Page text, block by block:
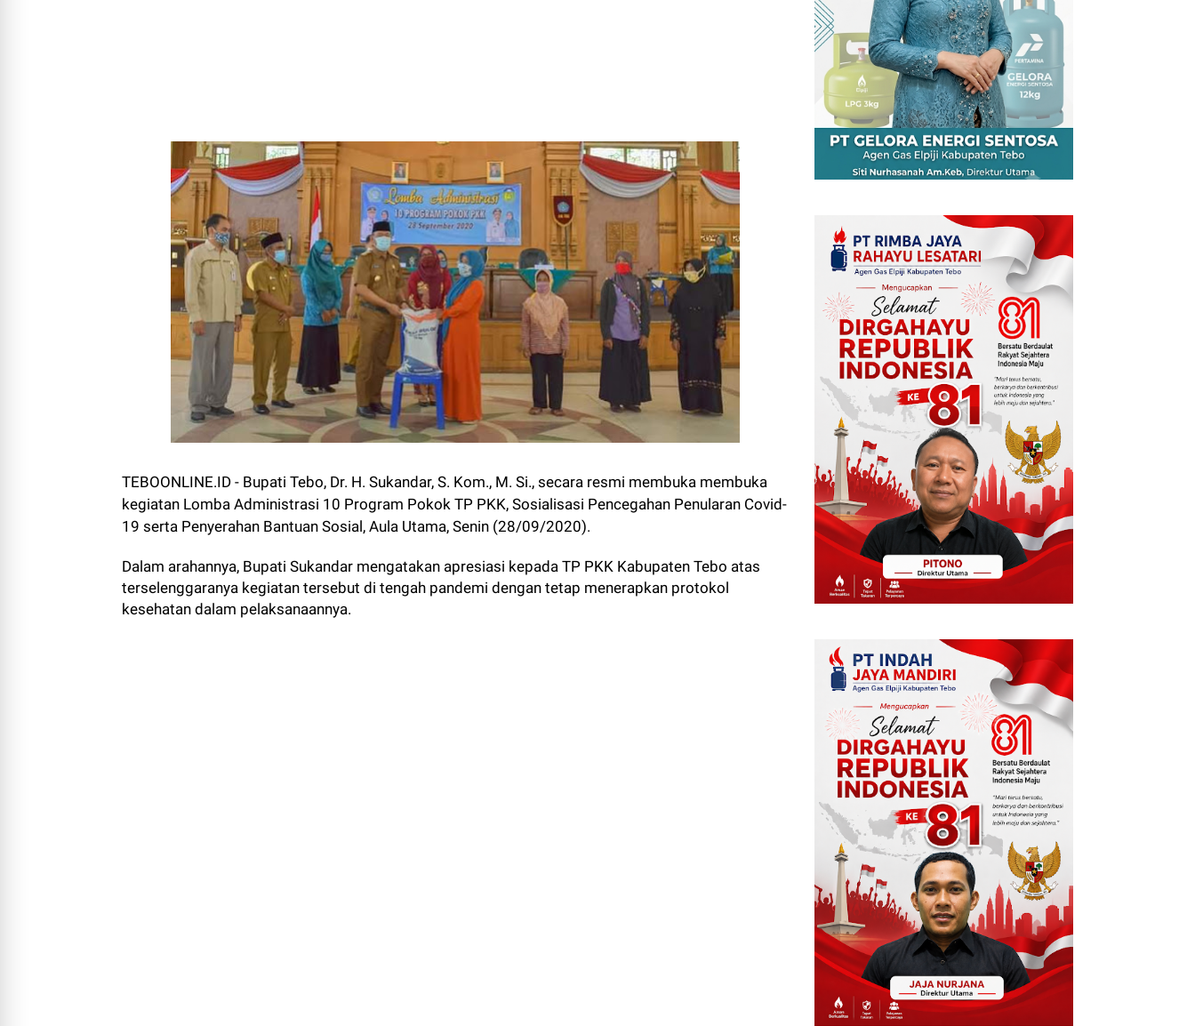
TEBOONLINE.ID - Bupati Tebo, Dr. H. Sukandar, S. Kom., M. Si., secara resmi membuka membuka
kegiatan Lomba Administrasi 10 Program Pokok TP PKK, Sosialisasi Pencegahan Penularan Covid-
19 serta Penyerahan Bantuan Sosial, Aula Utama, Senin (28/09/2020).
Dalam arahannya, Bupati Sukandar mengatakan apresiasi kepada TP PKK Kabupaten Tebo atas
terselenggaranya kegiatan tersebut di tengah pandemi dengan tetap menerapkan protokol
kesehatan dalam pelaksanaannya.